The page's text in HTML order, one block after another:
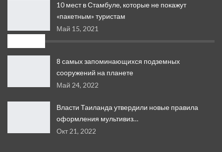
10 мест в Стамбуле, которые не покажут
«пакетным» туристам
Май 15, 2021
8 самых запоминающихся подземных
сооружений на планете
Май 24, 2022
Власти Таиланда утвердили новые правила
оформления мультивиз…
Окт 21, 2022